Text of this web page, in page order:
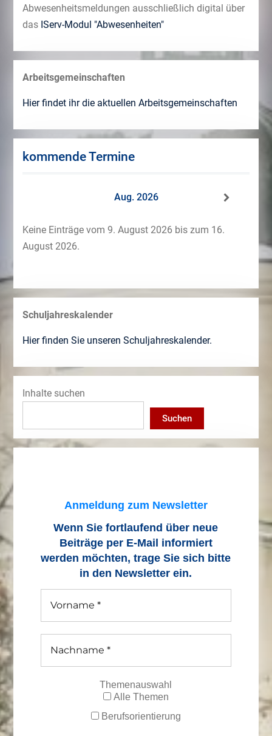
Abwesenheitsmeldungen ausschließlich digital über
das IServ-Modul "Abwesenheiten"
Arbeitsgemeinschaften
Hier findet ihr die aktuellen Arbeitsgemeinschaften
kommende Termine
Aug. 2026
Keine Einträge vom 9. August 2026 bis zum 16.
August 2026.
Schuljahreskalender
Hier finden Sie unseren Schuljahreskalender.
Inhalte suchen
Suchen
Anmeldung zum Newsletter
Wenn Sie fortlaufend über neue
Beiträge per E-Mail informiert
werden möchten, trage Sie sich bitte
in den Newsletter ein.
Themenauswahl
Alle Themen
Berufsorientierung